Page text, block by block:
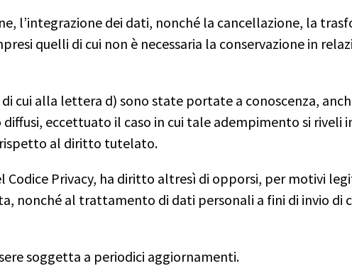
l’integrazione dei dati, nonché la cancellazione, la
quelli di cui non è necessaria la conservazione in
cui alla lettera d) sono state portate a conoscenza,
eccettuato il caso in cui tale adempimento si
al diritto tutelato.
Codice Privacy, ha diritto altresì di opporsi, per motivi
nonché al trattamento di dati personali a fini di invio
soggetta a periodici aggiornamenti.